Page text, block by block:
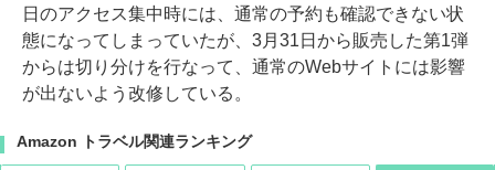
日のアクセス集中時には、通常の予約も確認できない状
態になってしまっていたが、3月31日から販売した第1弾
からは切り分けを行なって、通常のWebサイトには影響
が出ないよう改修している。
Amazon トラベル関連ランキング